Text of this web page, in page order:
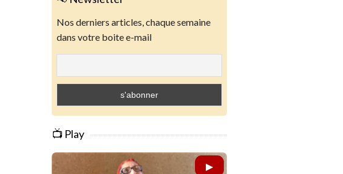
Nos derniers articles, chaque semaine
dans votre boite e-mail
📺 Play